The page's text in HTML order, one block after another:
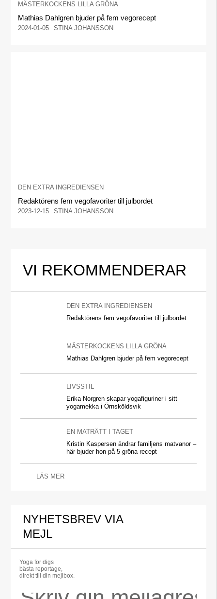
MÄSTERKOCKENS LILLA GRÖNA
Mathias Dahlgren bjuder på fem vegorecept
2024-01-05 STINA JOHANSSON
DEN EXTRA INGREDIENSEN
Redaktörens fem vegofavoriter till julbordet
2023-12-15 STINA JOHANSSON
VI REKOMMENDERAR
DEN EXTRA INGREDIENSEN
Redaktörens fem vegofavoriter till julbordet
MÄSTERKOCKENS LILLA GRÖNA
Mathias Dahlgren bjuder på fem vegorecept
LIVSSTIL
Erika Norgren skapar yogafiguriner i sitt
yogamekka i Örnsköldsvik
EN MATRÄTT I TAGET
Kristin Kaspersen ändrar familjens matvanor –
här bjuder hon på 5 gröna recept
LÄS MER
NYHETSBREV VIA
MEJL
Yoga för digs
bästa reportage,
direkt till din mejlbox.